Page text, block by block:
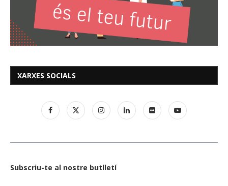
XARXES SOCIALS
Subscriu-te al nostre butlletí